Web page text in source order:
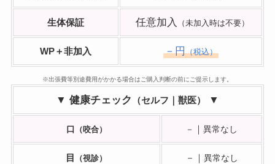
生体保証 任意加入 （未加入時は不要）
WP＋非加入 －円（税込）
※出張費等別途費用がかかる場合はご購入判断の前にご提示します。
▼ 健康チェック （セルフ｜獣医） ▼
口 （咬合） － ｜異常なし
目 （視診） －｜ 異常なし